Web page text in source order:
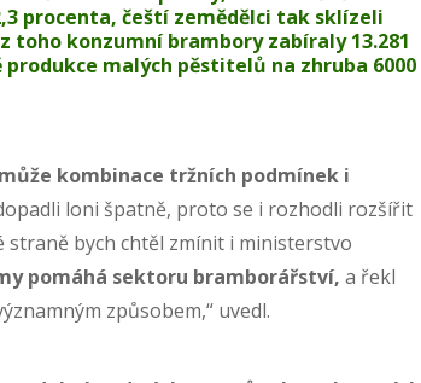
procenta, čeští zemědělci tak sklízeli
toho konzumní brambory zabíraly 13.281
malých pěstitelů na zhruba 6000
může kombinace tržních podmínek i
loni špatně, proto se i rozhodli rozšířit
bych chtěl zmínit i ministerstvo
pomáhá sektoru bramborářství, a řekl
způsobem,“ uvedl.